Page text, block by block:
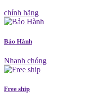
chính hãng
Bảo Hành
Nhanh chóng
Free ship